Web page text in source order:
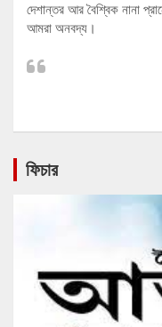
দেশান্তর আর বৈশ্বিক নানা
আমরা অনবদ্য।
ফিচার